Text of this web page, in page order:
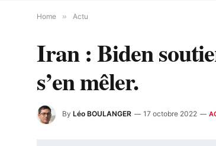
Home » Actu
Iran : Biden
s’en mêler.
By Léo BOULANGER 17 octobre 2022